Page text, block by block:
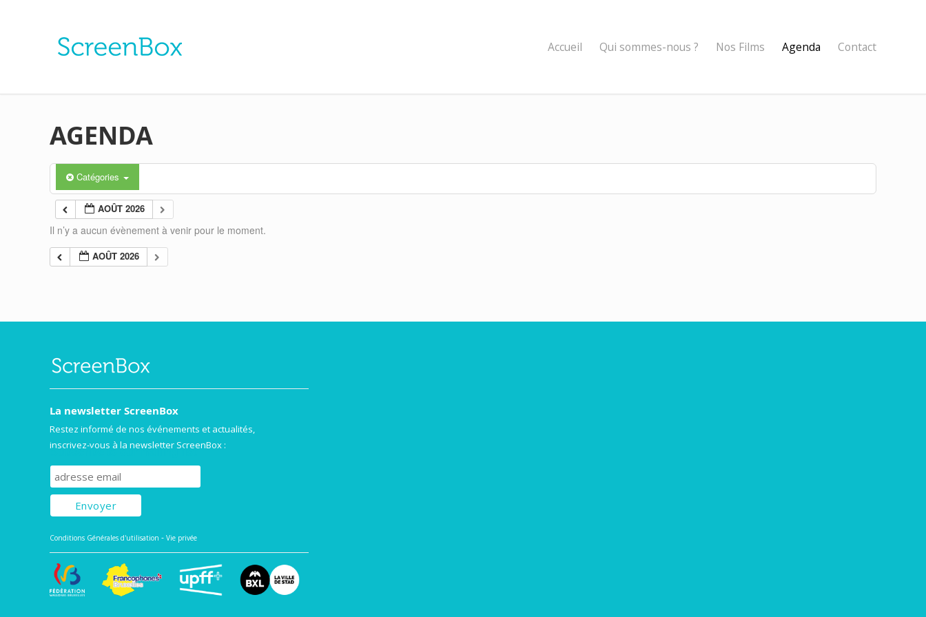
Accueil Qui sommes-nous ? Nos Films Agenda Contact
AGENDA
Catégories
AOÛT 2026
Il n’y a aucun évènement à venir pour le moment.
AOÛT 2026
La newsletter ScreenBox
Restez informé de nos événements et actualités,
inscrivez-vous à la newsletter ScreenBox :
Subscribe to our mailing list
Conditions Générales d'utilisation - Vie privée